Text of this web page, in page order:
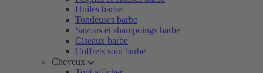
Huiles barbe
Tondeuses barbe
Savons et shampoings barbe
Ciseaux barbe
Coffrets soin barbe
Cheveux